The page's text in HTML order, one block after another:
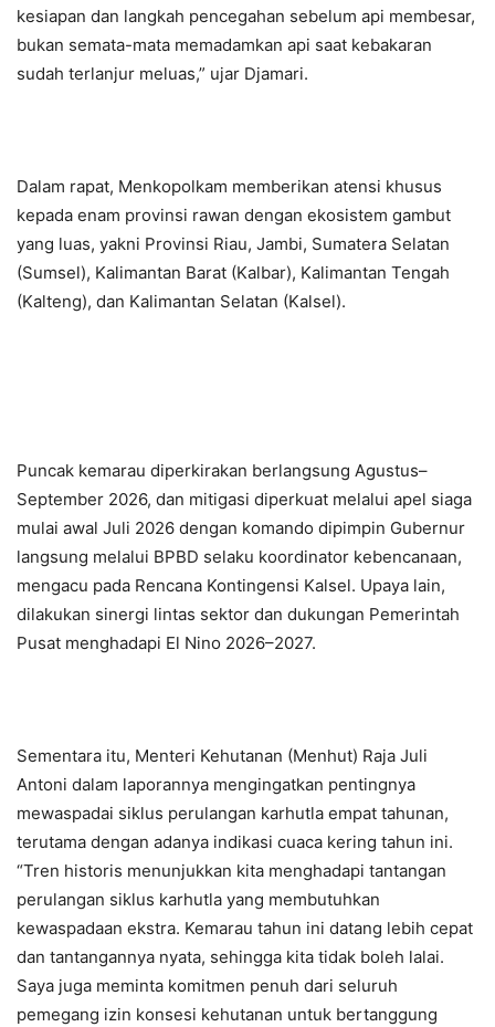
kesiapan dan langkah pencegahan sebelum api membesar,
bukan semata-mata memadamkan api saat kebakaran
sudah terlanjur meluas,” ujar Djamari.
Dalam rapat, Menkopolkam memberikan atensi khusus
kepada enam provinsi rawan dengan ekosistem gambut
yang luas, yakni Provinsi Riau, Jambi, Sumatera Selatan
(Sumsel), Kalimantan Barat (Kalbar), Kalimantan Tengah
(Kalteng), dan Kalimantan Selatan (Kalsel).
Puncak kemarau diperkirakan berlangsung Agustus–
September 2026, dan mitigasi diperkuat melalui apel siaga
mulai awal Juli 2026 dengan komando dipimpin Gubernur
langsung melalui BPBD selaku koordinator kebencanaan,
mengacu pada Rencana Kontingensi Kalsel. Upaya lain,
dilakukan sinergi lintas sektor dan dukungan Pemerintah
Pusat menghadapi El Nino 2026–2027.
Sementara itu, Menteri Kehutanan (Menhut) Raja Juli
Antoni dalam laporannya mengingatkan pentingnya
mewaspadai siklus perulangan karhutla empat tahunan,
terutama dengan adanya indikasi cuaca kering tahun ini.
“Tren historis menunjukkan kita menghadapi tantangan
perulangan siklus karhutla yang membutuhkan
kewaspadaan ekstra. Kemarau tahun ini datang lebih cepat
dan tantangannya nyata, sehingga kita tidak boleh lalai.
Saya juga meminta komitmen penuh dari seluruh
pemegang izin konsesi kehutanan untuk bertanggung